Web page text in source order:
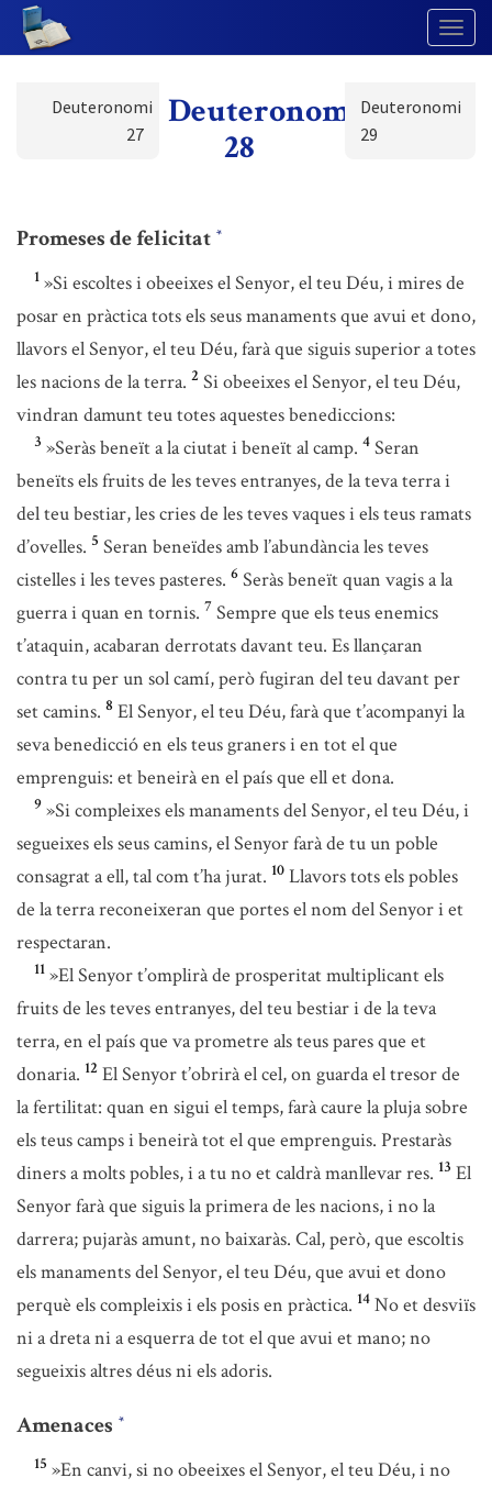
Deuteronomi
27
Deuteronomi
28
Deuteronomi
29
Promeses de felicitat *
1 »Si escoltes i obeeixes el Senyor, el teu Déu, i mires de
posar en pràctica tots els seus manaments que avui et dono,
llavors el Senyor, el teu Déu, farà que siguis superior a totes
les nacions de la terra. 2 Si obeeixes el Senyor, el teu Déu,
vindran damunt teu totes aquestes benediccions:
3 »Seràs beneït a la ciutat i beneït al camp. 4 Seran
beneïts els fruits de les teves entranyes, de la teva terra i
del teu bestiar, les cries de les teves vaques i els teus ramats
d’ovelles. 5 Seran beneïdes amb l’abundància les teves
cistelles i les teves pasteres. 6 Seràs beneït quan vagis a la
guerra i quan en tornis. 7 Sempre que els teus enemics
t’ataquin, acabaran derrotats davant teu. Es llançaran
contra tu per un sol camí, però fugiran del teu davant per
set camins. 8 El Senyor, el teu Déu, farà que t’acompanyi la
seva benedicció en els teus graners i en tot el que
emprenguis: et beneirà en el país que ell et dona.
9 »Si compleixes els manaments del Senyor, el teu Déu, i
segueixes els seus camins, el Senyor farà de tu un poble
consagrat a ell, tal com t’ha jurat. 10 Llavors tots els pobles
de la terra reconeixeran que portes el nom del Senyor i et
respectaran.
11 »El Senyor t’omplirà de prosperitat multiplicant els
fruits de les teves entranyes, del teu bestiar i de la teva
terra, en el país que va prometre als teus pares que et
donaria. 12 El Senyor t’obrirà el cel, on guarda el tresor de
la fertilitat: quan en sigui el temps, farà caure la pluja sobre
els teus camps i beneirà tot el que emprenguis. Prestaràs
diners a molts pobles, i a tu no et caldrà manllevar res. 13 El
Senyor farà que siguis la primera de les nacions, i no la
darrera; pujaràs amunt, no baixaràs. Cal, però, que escoltis
els manaments del Senyor, el teu Déu, que avui et dono
perquè els compleixis i els posis en pràctica. 14 No et desviïs
ni a dreta ni a esquerra de tot el que avui et mano; no
segueixis altres déus ni els adoris.
Amenaces *
15 »En canvi, si no obeeixes el Senyor, el teu Déu, i no